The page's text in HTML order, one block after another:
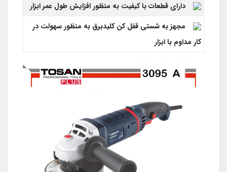
دارای قطعات با کیفیت به منظور افزایش طول عمر ابزار
مجهز به شستی قفل کن کلیدبرق به منظور سهولت در
کار مداوم با ابزار